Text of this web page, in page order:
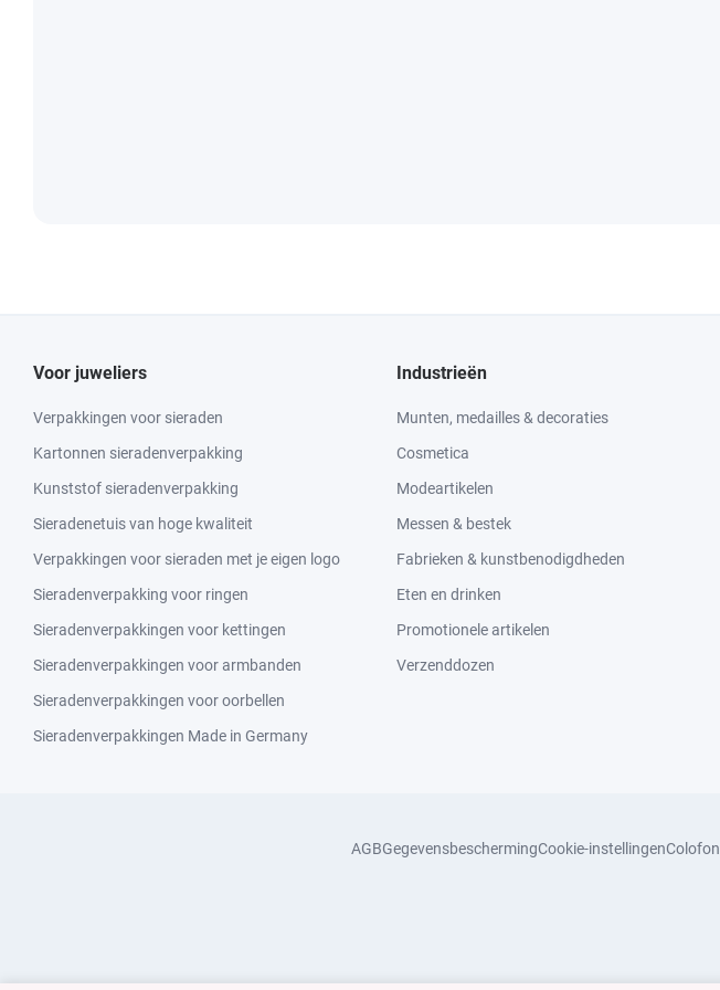
Voor juweliers
Verpakkingen voor sieraden
Kartonnen sieradenverpakking
Kunststof sieradenverpakking
Sieradenetuis van hoge kwaliteit
Verpakkingen voor sieraden met je eigen logo
Sieradenverpakking voor ringen
Sieradenverpakkingen voor kettingen
Sieradenverpakkingen voor armbanden
Sieradenverpakkingen voor oorbellen
Sieradenverpakkingen Made in Germany
Industrieën
Munten, medailles & decoraties
Cosmetica
Modeartikelen
Messen & bestek
Fabrieken & kunstbenodigdheden
Eten en drinken
Promotionele artikelen
Verzenddozen
AGBGegevensbeschermingCookie-instellingenColofon